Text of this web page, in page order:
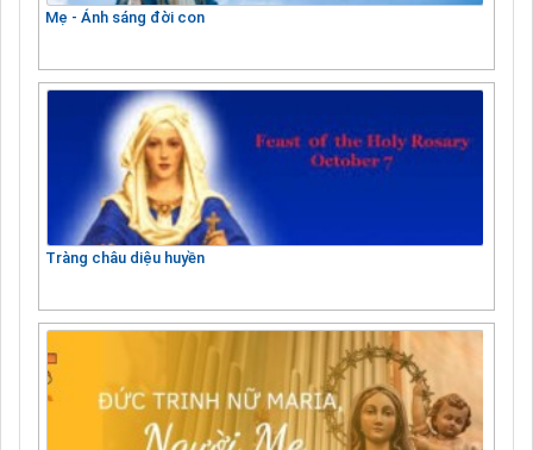
Mẹ - Ánh sáng đời con
Tràng châu diệu huyền